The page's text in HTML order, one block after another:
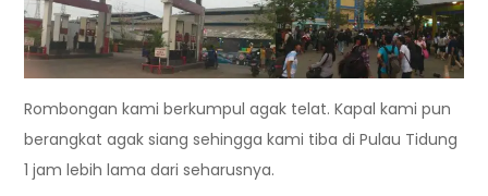
Rombongan kami berkumpul agak telat. Kapal kami pun
berangkat agak siang sehingga kami tiba di Pulau Tidung
1 jam lebih lama dari seharusnya.